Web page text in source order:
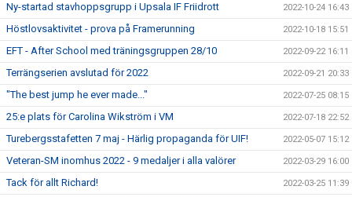
Ny-startad stavhoppsgrupp i Upsala IF Friidrott 2022-10-24 16:43
Höstlovsaktivitet - prova på Framerunning 2022-10-18 15:51
EFT - After School med träningsgruppen 28/10 2022-09-22 16:11
Terrängserien avslutad för 2022 2022-09-21 20:33
"The best jump he ever made..." 2022-07-25 08:15
25:e plats för Carolina Wikström i VM 2022-07-18 22:52
Turebergsstafetten 7 maj - Härlig propaganda för UIF! 2022-05-07 15:12
Veteran-SM inomhus 2022 - 9 medaljer i alla valörer 2022-03-29 16:00
Tack för allt Richard! 2022-03-25 11:39